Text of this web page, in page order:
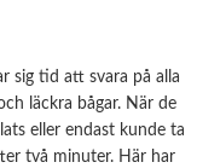
sig tid att svara på alla
läckra bågar. När de
eller endast kunde ta
två minuter. Här har